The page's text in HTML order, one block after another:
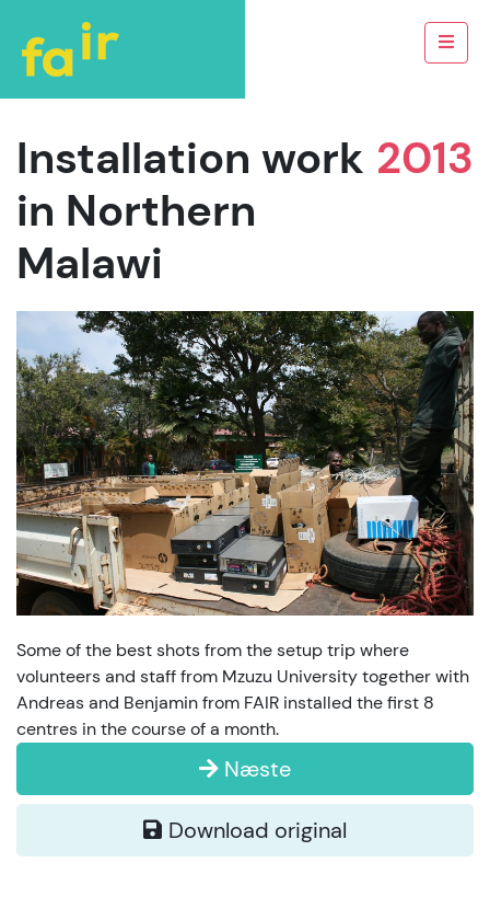
2013
Installation work
in Northern
Malawi
Some of the best shots from the setup trip where
volunteers and staff from Mzuzu University together with
Andreas and Benjamin from FAIR installed the first 8
centres in the course of a month.
Næste
Download original